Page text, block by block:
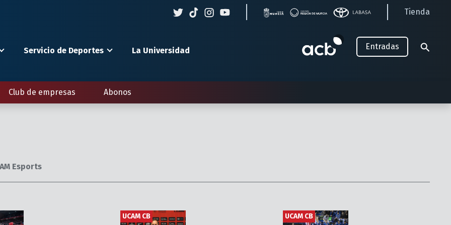
Tienda
Servicio de Deportes La Universidad Entradas
Club de empresas Abonos
Esports
UCAM CB UCAM CB